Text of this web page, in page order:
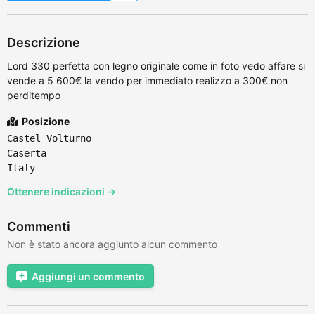
Descrizione
Lord 330 perfetta con legno originale come in foto vedo affare si
vende a 5 600€ la vendo per immediato realizzo a 300€ non
perditempo
Posizione
Castel Volturno
Caserta
Italy
Ottenere indicazioni →
Commenti
Non è stato ancora aggiunto alcun commento
Aggiungi un commento